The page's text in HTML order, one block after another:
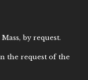
by request.
the request of the